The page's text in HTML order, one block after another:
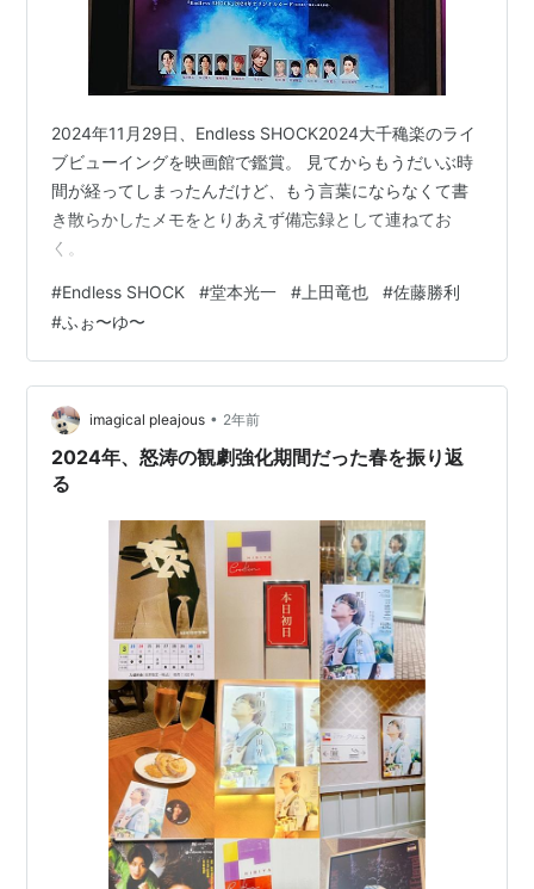
2024年11月29日、Endless SHOCK2024大千穐楽のライ
ブビューイングを映画館で鑑賞。 見てからもうだいぶ時
間が経ってしまったんだけど、もう言葉にならなくて書
き散らかしたメモをとりあえず備忘録として連ねてお
く。
#Endless SHOCK #堂本光一 # 上田竜也 #佐藤勝利
#ふぉ〜ゆ〜
imagical pleajous • 2年前
2024年、怒涛の観劇強化期間だった春を振り返
る